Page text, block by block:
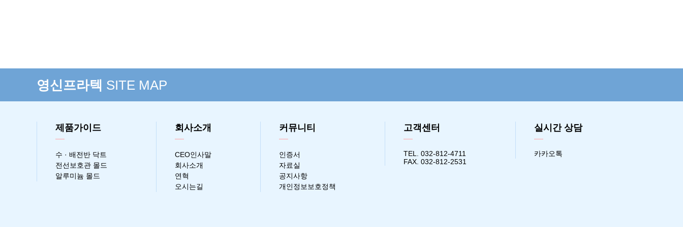
영신프라텍 SITE MAP
제품가이드
수 · 배전반 닥트
전선보호관 몰드
알루미늄 몰드
회사소개
CEO인사말
회사소개
연혁
오시는길
커뮤니티
인증서
자료실
공지사항
개인정보보호정책
고객센터
TEL. 032-812-4711
FAX. 032-812-2531
실시간 상담
카카오톡